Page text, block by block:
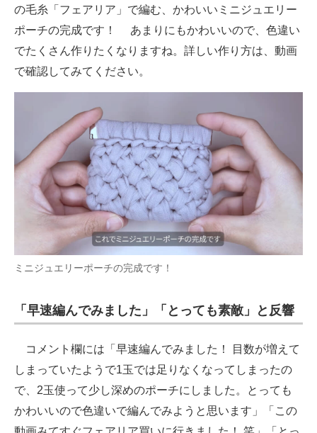
の毛糸「フェアリア」で編む、かわいいミニジュエリー
ポーチの完成です！ あまりにもかわいいので、色違い
でたくさん作りたくなりますね。詳しい作り方は、動画
で確認してみてください。
ミニジュエリーポーチの完成です！
「 早速編んでみました 」 「とっても素敵 」と反響
コメント欄には「早速編んでみました！ 目数が増えて
しまっていたようで1玉では足りなくなってしまったの
で、2玉使って少し深めのポーチにしました。とっても
かわいいので色違いで編んでみようと思います」「この